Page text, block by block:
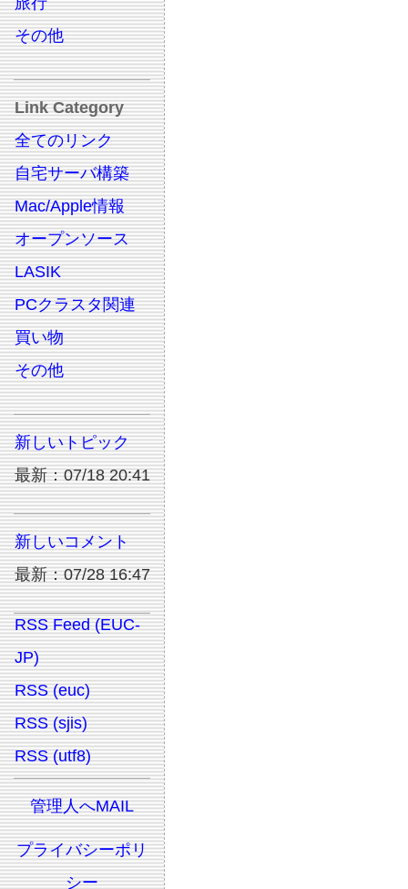
その他
Link Category
全てのリンク
自宅サーバ構築
Mac/Apple情報
オープンソース
LASIK
PCクラスタ関連
買い物
その他
新しいトピック
最新：07/18 20:41
新しいコメント
最新：07/28 16:47
RSS Feed (EUC-
JP)
RSS (euc)
RSS (sjis)
RSS (utf8)
管理人へMAIL
プライバシーポリ
シー